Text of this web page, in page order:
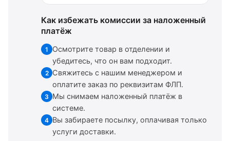
Как избежать комиссии за наложенный
платёж
1
Осмотрите товар в отделении и
убедитесь, что он вам подходит.
2 Свяжитесь с нашим менеджером и
оплатите заказ по реквизитам ФЛП.
3 Мы снимаем наложенный платёж в
системе.
4 Вы забираете посылку, оплачивая только
услуги доставки.